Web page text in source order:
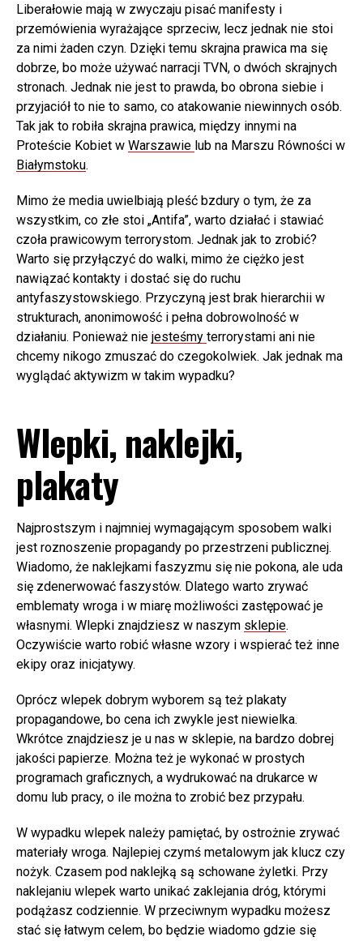
Liberałowie mają w zwyczaju pisać manifesty i
przemówienia wyrażające sprzeciw, lecz jednak nie stoi
za nimi żaden czyn. Dzięki temu skrajna prawica ma się
dobrze, bo może używać narracji TVN, o dwóch skrajnych
stronach. Jednak nie jest to prawda, bo obrona siebie i
przyjaciół to nie to samo, co atakowanie niewinnych osób.
Tak jak to robiła skrajna prawica, między innymi na
Proteście Kobiet w Warszawie lub na Marszu Równości w
Białymstoku.
Mimo że media uwielbiają pleść bzdury o tym, że za
wszystkim, co złe stoi „Antifa”, warto działać i stawiać
czoła prawicowym terrorystom. Jednak jak to zrobić?
Warto się przyłączyć do walki, mimo że ciężko jest
nawiązać kontakty i dostać się do ruchu
antyfaszystowskiego. Przyczyną jest brak hierarchii w
strukturach, anonimowość i pełna dobrowolność w
działaniu. Ponieważ nie jesteśmy terrorystami ani nie
chcemy nikogo zmuszać do czegokolwiek. Jak jednak ma
wyglądać aktywizm w takim wypadku?
Wlepki, naklejki,
plakaty
Najprostszym i najmniej wymagającym sposobem walki
jest roznoszenie propagandy po przestrzeni publicznej.
Wiadomo, że naklejkami faszyzmu się nie pokona, ale uda
się zdenerwować faszystów. Dlatego warto zrywać
emblematy wroga i w miarę możliwości zastępować je
własnymi. Wlepki znajdziesz w naszym sklepie.
Oczywiście warto robić własne wzory i wspierać też inne
ekipy oraz inicjatywy.
Oprócz wlepek dobrym wyborem są też plakaty
propagandowe, bo cena ich zwykle jest niewielka.
Wkrótce znajdziesz je u nas w sklepie, na bardzo dobrej
jakości papierze. Można też je wykonać w prostych
programach graficznych, a wydrukować na drukarce w
domu lub pracy, o ile można to zrobić bez przypału.
W wypadku wlepek należy pamiętać, by ostrożnie zrywać
materiały wroga. Najlepiej czymś metalowym jak klucz czy
nożyk. Czasem pod naklejką są schowane żyletki. Przy
naklejaniu wlepek warto unikać zaklejania dróg, którymi
podążasz codziennie. W przeciwnym wypadku możesz
stać się łatwym celem, bo będzie wiadomo gdzie się